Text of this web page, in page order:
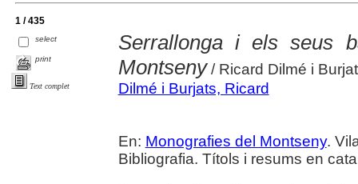
1 / 435
select
print
Text complet
Serrallonga i els seus
Montseny/ Ricard Dilmé i
Dilmé i Burjats, Ricard
En: Monografies del Montseny.
Bibliografia. Títols i resums en